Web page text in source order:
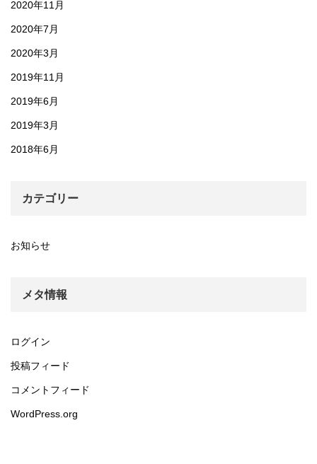
2020年11月
2020年7月
2020年3月
2019年11月
2019年6月
2019年3月
2018年6月
カテゴリー
お知らせ
メタ情報
ログイン
投稿フィード
コメントフィード
WordPress.org